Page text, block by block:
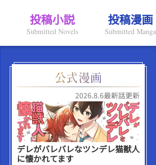
投稿小説
Submitted Novels
投稿漫画
Submitted Manga
2026.8.6最新話更新
デレがバレバレなツンデレ猫獣人
に懐かれてます